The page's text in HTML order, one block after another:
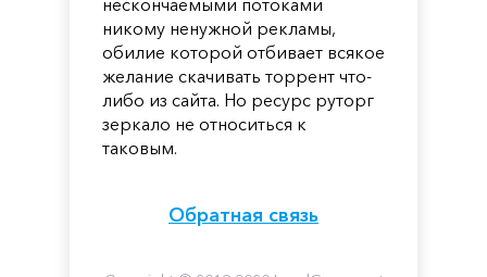
никому ненужной рекламы,
обилие которой отбивает всякое
желание скачивать торрент что-
либо из сайта. Но ресурс руторг
зеркало не относиться к
таковым.
Обратная связь